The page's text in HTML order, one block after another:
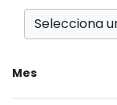
Selecciona
Mes